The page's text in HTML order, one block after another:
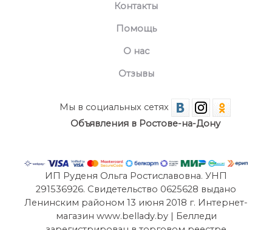
Контакты
Помощь
О нас
Отзывы
Мы в социальных сетях
Объявления в Ростове-на-Дону
ИП Руденя Ольга Ростиславовна. УНП
291536926. Свидетельство 0625628 выдано
Ленинским районом 13 июня 2018 г. Интернет-
магазин www.bellady.by | Белледи